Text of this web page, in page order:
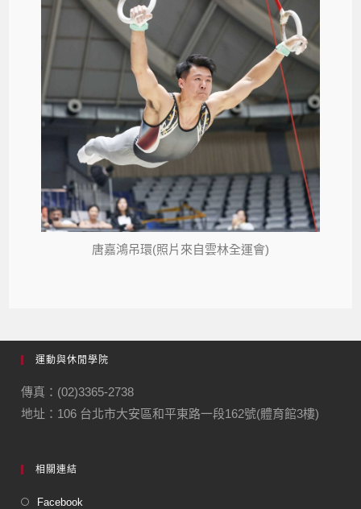
唐嘉鴻吊環(照片來自雲林全運會)
運動與休閒學院
傳真：(02)3365-2738
地址：106 台北市大安區和平東路一段162號(體育館3樓)
相關連結
Facebook